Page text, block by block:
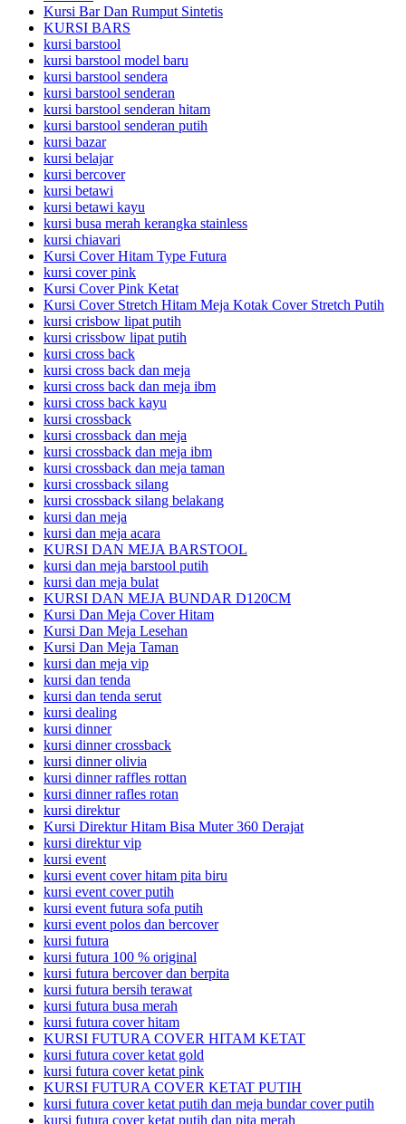
Kursi Bar Dan Rumput Sintetis
KURSI BARS
kursi barstool
kursi barstool model baru
kursi barstool sendera
kursi barstool senderan
kursi barstool senderan hitam
kursi barstool senderan putih
kursi bazar
kursi belajar
kursi bercover
kursi betawi
kursi betawi kayu
kursi busa merah kerangka stainless
kursi chiavari
Kursi Cover Hitam Type Futura
kursi cover pink
Kursi Cover Pink Ketat
Kursi Cover Stretch Hitam Meja Kotak Cover Stretch Putih
kursi crisbow lipat putih
kursi crissbow lipat putih
kursi cross back
kursi cross back dan meja
kursi cross back dan meja ibm
kursi cross back kayu
kursi crossback
kursi crossback dan meja
kursi crossback dan meja ibm
kursi crossback dan meja taman
kursi crossback silang
kursi crossback silang belakang
kursi dan meja
kursi dan meja acara
KURSI DAN MEJA BARSTOOL
kursi dan meja barstool putih
kursi dan meja bulat
KURSI DAN MEJA BUNDAR D120CM
Kursi Dan Meja Cover Hitam
Kursi Dan Meja Lesehan
Kursi Dan Meja Taman
kursi dan meja vip
kursi dan tenda
kursi dan tenda serut
kursi dealing
kursi dinner
kursi dinner crossback
kursi dinner olivia
kursi dinner raffles rottan
kursi dinner rafles rotan
kursi direktur
Kursi Direktur Hitam Bisa Muter 360 Derajat
kursi direktur vip
kursi event
kursi event cover hitam pita biru
kursi event cover putih
kursi event futura sofa putih
kursi event polos dan bercover
kursi futura
kursi futura 100 % original
kursi futura bercover dan berpita
kursi futura bersih terawat
kursi futura busa merah
kursi futura cover hitam
KURSI FUTURA COVER HITAM KETAT
kursi futura cover ketat gold
kursi futura cover ketat pink
KURSI FUTURA COVER KETAT PUTIH
kursi futura cover ketat putih dan meja bundar cover putih
kursi futura cover ketat putih dan pita merah